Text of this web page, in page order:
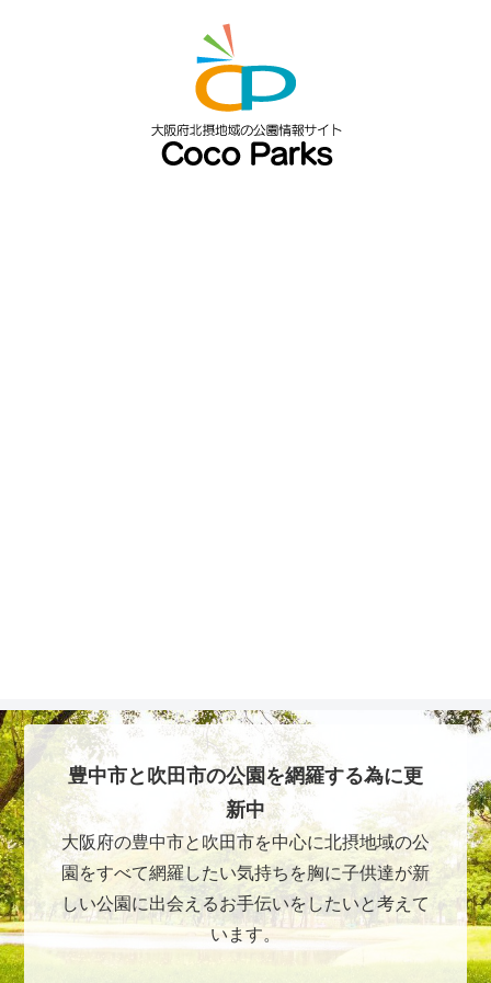
豊中市と吹田市の公園を網羅する為に更
新中
大阪府の豊中市と吹田市を中心に北摂地域の公
園をすべて網羅したい気持ちを胸に子供達が新
しい公園に出会えるお手伝いをしたいと考えて
います。